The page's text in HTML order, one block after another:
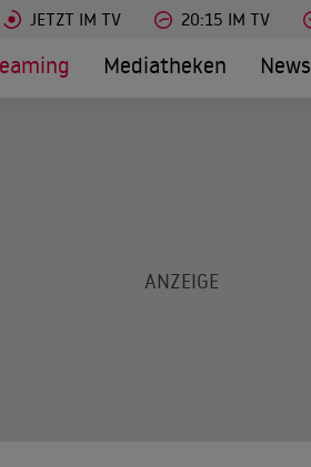
JETZT IM TV 20:15 IM TV
Mediatheken News